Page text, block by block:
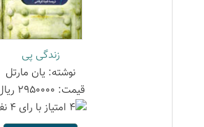
زندگی پی
نوشته: یان مارتل
قیمت: 2950000 ریال